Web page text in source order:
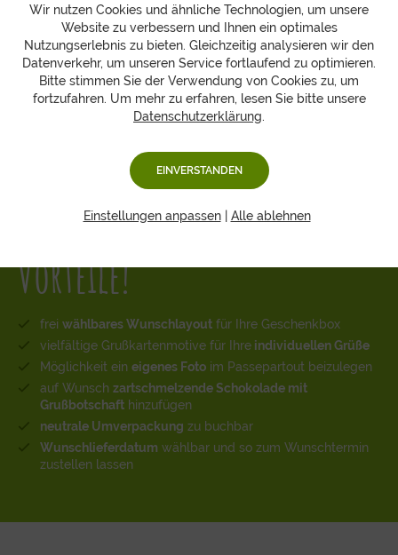
Unsere Stärken sind Ihre
Vorteile!
frei wählbares Wunschlayout für Ihre Geschenkbox
vielfältige Grußkartenmotive für Ihre individuellen Grüße
Möglichkeit ein eigenes Foto im Passepartout beizulegen
auf Wunsch zartschmelzende Schokolade mit
Grußbotschaft hinzufügen
neutrale Umverpackung zu buchbar
Wunschlieferdatum wählbar und so zum Wunschtermin
zustellen lassen
Wir nutzen Cookies und ähnliche Technologien, um unsere
Website zu verbessern und Ihnen ein optimales
Nutzungserlebnis zu bieten. Gleichzeitig analysieren wir den
Datenverkehr, um unseren Service fortlaufend zu optimieren.
Bitte stimmen Sie der Verwendung von Cookies zu, um
fortzufahren. Um mehr zu erfahren, lesen Sie bitte unsere
Datenschutzerklärung
EINVERSTANDEN
Einstellungen anpassen| Alle ablehnen